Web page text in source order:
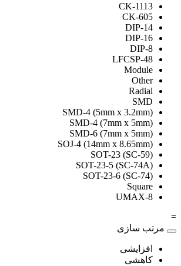
CK-1113
CK-605
DIP-14
DIP-16
DIP-8
LFCSP-48
Module
Other
Radial
SMD
SMD-4 (5mm x 3.2mm)
SMD-4 (7mm x 5mm)
SMD-6 (7mm x 5mm)
SOJ-4 (14mm x 8.65mm)
SOT-23 (SC-59)
SOT-23-5 (SC-74A)
SOT-23-6 (SC-74)
Square
UMAX-8
=
مرتب سازی
افزایشی
کاهشی